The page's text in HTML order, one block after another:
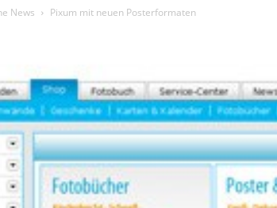
News Pixum mit neuen Posterformaten